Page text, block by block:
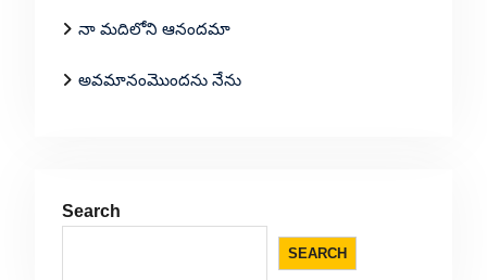
నా మదిలోని ఆనందమా
అవమానంమొందను నేను
Search
SEARCH